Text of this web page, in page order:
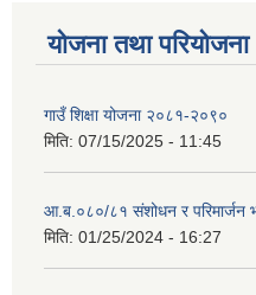
योजना तथा परियोजना
गाउँ शिक्षा योजना २०८१-२०९०
मिति: 07/15/2025 - 11:45
आ.ब.०८०/८१ संशोधन र परिमार्जन
मिति: 01/25/2024 - 16:27